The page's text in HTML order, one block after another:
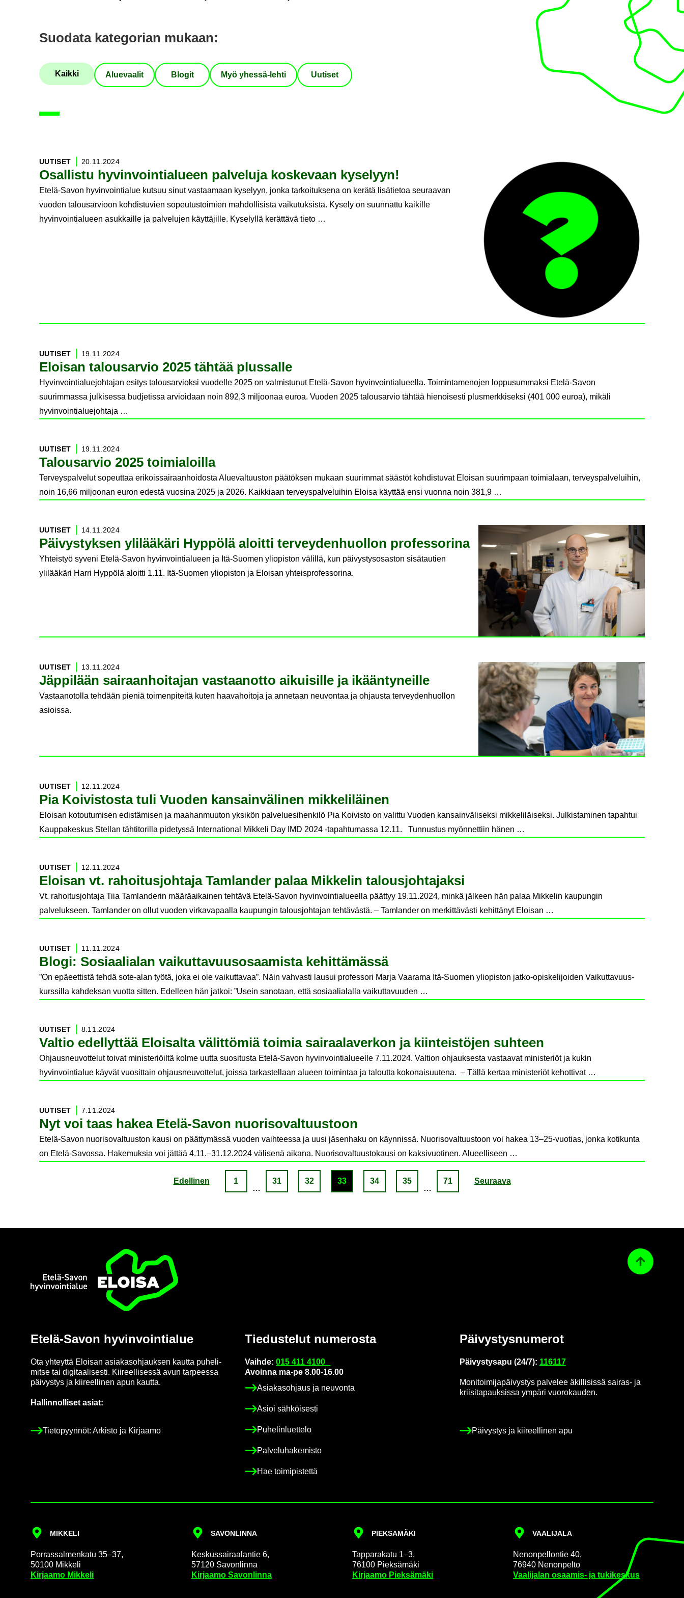
Suo­da­ta ka­te­go­rian mu­kaan:
Kaik­ki Alue­vaa­lit Blo­git Myö yhessä-​lehti Uu­ti­set
Osal­lis­tu hy­vin­voin­tia­lu­een pal­ve­lu­ja kos­ke­vaan ky­se­lyyn!
UU­TI­SET 20.11.2024
Etelä-Savon hyvinvointialue kutsuu sinut vastaamaan kyselyyn, jonka tarkoituksena on kerätä lisätietoa seuraavan
vuoden talousarvioon kohdistuvien sopeutustoimien mahdollisista vaikutuksista. Kysely on suunnattu kaikille
hyvinvointialueen asukkaille ja palvelujen käyttäjille. Kyselyllä kerättävä tieto …
Eloi­san ta­lous­ar­vio 2025 täh­tää plus­sal­le
UU­TI­SET 19.11.2024
Hyvinvointialuejohtajan esitys talousarvioksi vuodelle 2025 on valmistunut Etelä-Savon hyvinvointialueella. Toimintamenojen loppusummaksi Etelä-Savon
suurimmassa julkisessa budjetissa arvioidaan noin 892,3 miljoonaa euroa. Vuoden 2025 talousarvio tähtää hienoisesti plusmerkkiseksi (401 000 euroa), mikäli
hyvinvointialuejohtaja …
Ta­lous­ar­vio 2025 toi­mia­loil­la
UU­TI­SET 19.11.2024
Terveyspalvelut sopeuttaa erikoissairaanhoidosta Aluevaltuuston päätöksen mukaan suurimmat säästöt kohdistuvat Eloisan suurimpaan toimialaan, terveyspalveluihin,
noin 16,66 miljoonan euron edestä vuosina 2025 ja 2026. Kaikkiaan terveyspalveluihin Eloisa käyttää ensi vuonna noin 381,9 …
Päi­vys­tyk­sen yli­lää­kä­ri Hyp­pö­lä aloit­ti ter­vey­den­huol­lon pro­fes­so­ri­na
UU­TI­SET 14.11.2024
Yhteistyö syveni Etelä-Savon hyvinvointialueen ja Itä-Suomen yliopiston välillä, kun päivystysosaston sisätautien
ylilääkäri Harri Hyppölä aloitti 1.11. Itä-Suomen yliopiston ja Eloisan yhteisprofessorina.
Jäp­pi­lään sai­raan­hoi­ta­jan vas­taan­ot­to ai­kui­sil­le ja ikään­ty­neil­le
UU­TI­SET 13.11.2024
Vastaanotolla tehdään pieniä toimenpiteitä kuten haavahoitoja ja annetaan neuvontaa ja ohjausta terveydenhuollon
asioissa.
Pia Koi­vis­tos­ta tuli Vuo­den kan­sain­vä­li­nen mik­ke­li­läi­nen
UU­TI­SET 12.11.2024
Eloisan kotoutumisen edistämisen ja maahanmuuton yksikön palveluesihenkilö Pia Koivisto on valittu Vuoden kansainväliseksi mikkeliläiseksi. Julkistaminen tapahtui
Kauppakeskus Stellan tähtitorilla pidetyssä International Mikkeli Day IMD 2024 -tapahtumassa 12.11. Tunnustus myönnettiin hänen …
Eloi­san vt. ra­hoi­tus­joh­ta­ja Tam­lan­der palaa Mik­ke­lin ta­lous­joh­ta­jak­si
UU­TI­SET 12.11.2024
Vt. rahoitusjohtaja Tiia Tamlanderin määräaikainen tehtävä Etelä-Savon hyvinvointialueella päättyy 19.11.2024, minkä jälkeen hän palaa Mikkelin kaupungin
palvelukseen. Tamlander on ollut vuoden virkavapaalla kaupungin talousjohtajan tehtävästä. – Tamlander on merkittävästi kehittänyt Eloisan …
Blogi: So­si­aa­lia­lan vai­kut­ta­vuus­osaa­mis­ta ke­hit­tä­mäs­sä
UU­TI­SET 11.11.2024
”On epäeettistä tehdä sote-alan työtä, joka ei ole vaikuttavaa”. Näin vahvasti lausui professori Marja Vaarama Itä-Suomen yliopiston jatko-opiskelijoiden Vaikuttavuus-
kurssilla kahdeksan vuotta sitten. Edelleen hän jatkoi: ”Usein sanotaan, että sosiaalialalla vaikuttavuuden …
Val­tio edel­lyt­tää Eloi­sal­ta vä­lit­tö­miä toi­mia sai­raa­la­ver­kon ja kiin­teis­tö­jen suh­teen
UU­TI­SET 8.11.2024
Ohjausneuvottelut toivat ministeriöiltä kolme uutta suositusta Etelä-Savon hyvinvointialueelle 7.11.2024. Valtion ohjauksesta vastaavat ministeriöt ja kukin
hyvinvointialue käyvät vuosittain ohjausneuvottelut, joissa tarkastellaan alueen toimintaa ja taloutta kokonaisuutena. – Tällä kertaa ministeriöt kehottivat …
Nyt voi taas hakea Etelä-​Savon nuo­ri­so­val­tuus­toon
UU­TI­SET 7.11.2024
Etelä-Savon nuorisovaltuuston kausi on päättymässä vuoden vaihteessa ja uusi jäsenhaku on käynnissä. Nuorisovaltuustoon voi hakea 13–25-vuotias, jonka kotikunta
on Etelä-Savossa. Hakemuksia voi jättää 4.11.–31.12.2024 välisenä aikana. Nuorisovaltuustokausi on kaksivuotinen. Alueelliseen …
Edel­li­nen
1
…
31 32 33 34
35
…
71 Seu­raa­va
Ta­kai­sin ylös
Etusi­vu
Etelä-​Savon hy­vin­voin­tia­lue
Ota yh­teyt­tä Eloi­san asia­kas­oh­jauk­sen kaut­ta pu­he­li­
mit­se tai di­gi­taa­li­ses­ti. Kii­reel­li­ses­sä avun tar­pees­sa
päi­vys­tys ja kii­reel­li­nen apun kaut­ta.
Hal­lin­nol­li­set asiat:
Tie­to­pyyn­nöt: Ar­kis­to ja Kir­jaa­mo
Tie­dus­te­lut nu­me­ros­ta
Vaih­de:015 411 4100
Avoin­na ma-pe 8.00-16.00
Asia­kas­oh­jaus ja neu­von­ta
Asioi säh­köi­ses­ti
Pu­he­lin­luet­te­lo
Pal­ve­lu­ha­ke­mis­to
Hae toi­mi­pis­tet­tä
Päi­vys­tys­nu­me­rot
Päi­vys­tys­a­pu (24/7): 116117
Mo­ni­toi­mi­ja­päi­vys­tys pal­ve­lee äkil­li­sis­sä sairas-​ ja
krii­si­ta­pauk­sis­sa ym­pä­ri vuo­ro­kau­den.
Päi­vys­tys ja kii­reel­li­nen apu
MIK­KE­LI
Por­ras­sal­men­ka­tu 35–37,
50100 Mik­ke­li
Kir­jaa­mo Mik­ke­li
SA­VON­LIN­NA
Kes­kus­sai­raa­lan­tie 6,
57120 Sa­von­lin­na
Kir­jaa­mo Sa­von­lin­na
PIEK­SA­MÄ­KI
Tap­pa­ra­ka­tu 1–3,
76100 Piek­sä­mä­ki
Kir­jaa­mo Piek­sä­mä­ki
VAA­LI­JA­LA
Ne­non­pel­lon­tie 40,
76940 Ne­non­pel­to
Vaa­li­ja­lan osaamis-​ ja tu­ki­kes­kus